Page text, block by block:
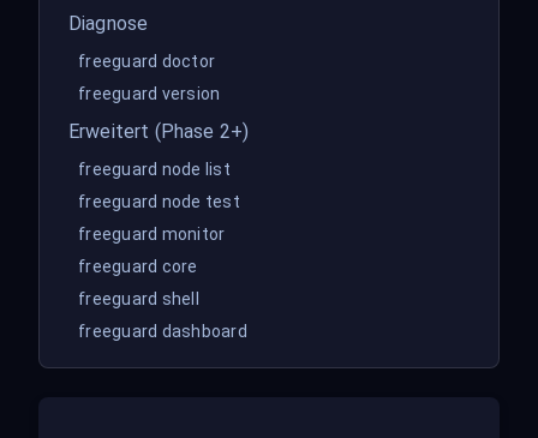
Diagnose
freeguard doctor
freeguard version
Erweitert (Phase 2+)
freeguard node list
freeguard node test
freeguard monitor
freeguard core
freeguard shell
freeguard dashboard